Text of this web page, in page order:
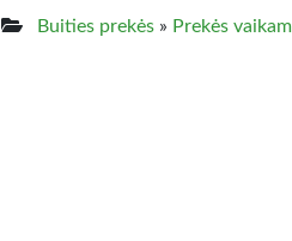
Buities prekės» Prekės